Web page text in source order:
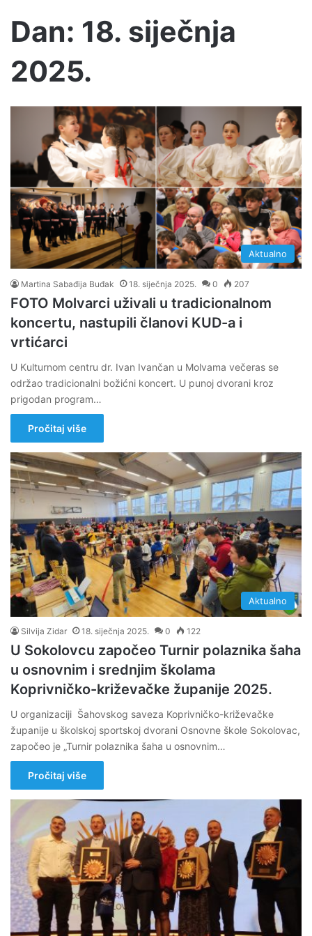
Dan: 18. siječnja
2025.
Aktualno
Martina Sabađija Buđak 18. siječnja 2025. 0 207
FOTO Molvarci uživali u tradicionalnom
koncertu, nastupili članovi KUD-a i
vrtićarci
U Kulturnom centru dr. Ivan Ivančan u Molvama večeras se
održao tradicionalni božićni koncert. U punoj dvorani kroz
prigodan program…
Pročitaj više
Aktualno
Silvija Zidar 18. siječnja 2025. 0 122
U Sokolovcu započeo Turnir polaznika šaha
u osnovnim i srednjim školama
Koprivničko-križevačke županije 2025.
U organizaciji Šahovskog saveza Koprivničko-križevačke
županije u školskoj sportskoj dvorani Osnovne škole Sokolovac,
započeo je „Turnir polaznika šaha u osnovnim…
Pročitaj više